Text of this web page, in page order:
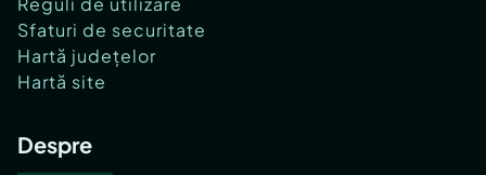
Sfaturi de securitate
Hartă județelor
Hartă site
Despre